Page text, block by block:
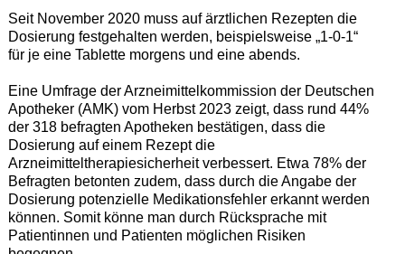
Seit November 2020 muss auf ärztlichen Rezepten die
Dosierung festgehalten werden, beispielsweise „1-0-1“
für je eine Tablette morgens und eine abends.
Eine Umfrage der Arzneimittelkommission der Deutschen
Apotheker (AMK) vom Herbst 2023 zeigt, dass rund 44%
der 318 befragten Apotheken bestätigen, dass die
Dosierung auf einem Rezept die
Arzneimitteltherapiesicherheit verbessert. Etwa 78% der
Befragten betonten zudem, dass durch die Angabe der
Dosierung potenzielle Medikationsfehler erkannt werden
können. Somit könne man durch Rücksprache mit
Patientinnen und Patienten möglichen Risiken